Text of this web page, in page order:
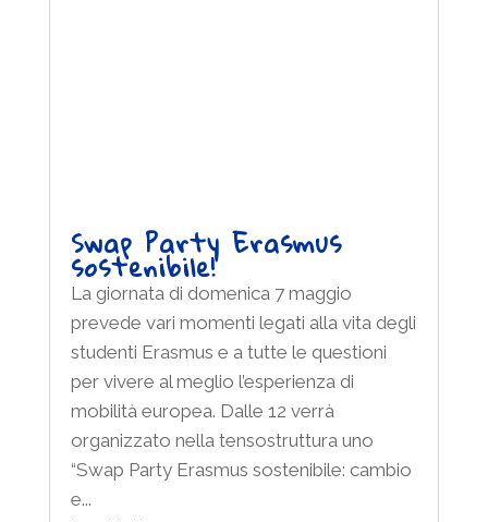
Swap Party Erasmus
sostenibile!
La giornata di domenica 7 maggio
prevede vari momenti legati alla vita degli
studenti Erasmus e a tutte le questioni
per vivere al meglio l’esperienza di
mobilità europea. Dalle 12 verrà
organizzato nella tensostruttura uno
“Swap Party Erasmus sostenibile: cambio
e...
leggi tutto